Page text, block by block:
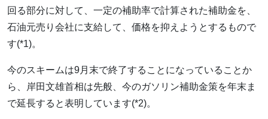
回る部分に対して、一定の補助率で計算された補助金を、
石油元売り会社に支給して、価格を抑えようとするもので
す(*1)。
今のスキームは9月末で終了することになっていることか
ら、岸田文雄首相は先般、今のガソリン補助金策を年末ま
で延長すると表明しています(*2)。